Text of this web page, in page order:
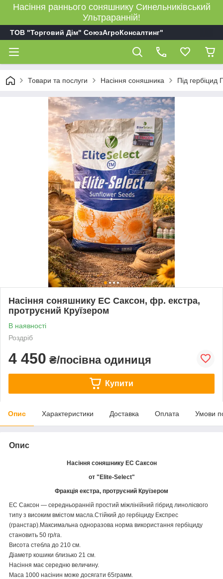
Насіння раннього соняшнику Синельниківський
Ультраранній!
ТОВ "Торговий Дім" СоюзАгроКонсалтинг"
Товари та послуги Насіння соняшника Під гербіцид
Насіння соняшнику ЕС Саксон, фр. екстра,
протруєний Круїзером
В наявності
Роздріб
4 450 ₴/посівна одиниця
Купити
Опис Характеристики Доставка Оплата Умови
Опис
Насіння соняшнику ЕС Саксон
от "Elite-Select"
Фракція екстра, протруєний Круїзером
ЕС Саксон — середньоранній простий міжлінійний гібрид линолієвого
типу з високим вмістом масла.Стійкий до гербіциду Експрес
(гранстар).Максимальна одноразова норма використання гербіциду
становить 50 гр/га.
Висота стебла до 210 см.
Діаметр кошики близько 21 см.
Насіння має середню величину.
Маса 1000 насінин може досягати 65грамм.